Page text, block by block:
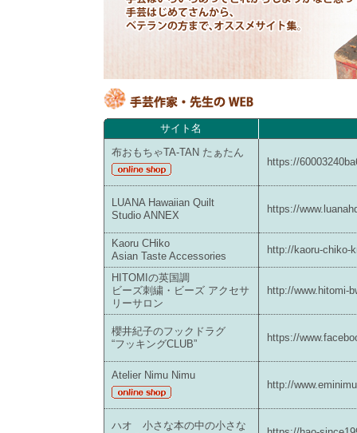
サイト名
布おもちゃTA-TAN たぁたん
https://
LUANA Hawaiian Quilt
Studio ANNEX
https://
Kaoru CHiko
Asian Taste Accessories
http://kaoru-chiko-
HITOMIの英国調
ビーズ刺繍・ビーズ アクセサ
リーサロン
http://www.hitomi-
櫻井紀子のフックドラグ
“フッキングCLUB”
https://
Atelier Nimu Nimu
http://
ハオ 小さな本の中の小さな